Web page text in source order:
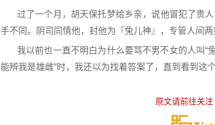
过了一个月，胡天保托梦给乡亲，说他冒犯了贵
手不同。阴司同情他，封他为『兔儿神』，专管人间
我以前也一直不明白为什么要骂不男不女的人叫“
能辨我是雄雌”时，我还以为找着答案了，直到看到
原文请前往关注